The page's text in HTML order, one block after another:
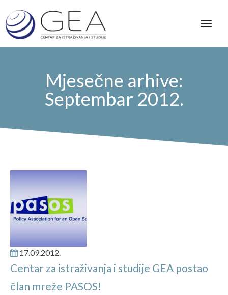
Mjesečne arhive:
Septembar 2012.
17.09.2012.
Centar za istraživanja i studije GEA postao
član mreže PASOS!